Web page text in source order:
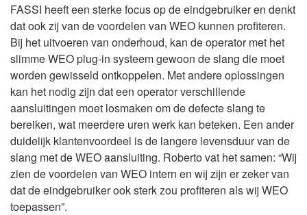
FASSI heeft een sterke focus op de eindgebruiker en denkt
dat ook zij van de voordelen van WEO kunnen profiteren.
Bij het uitvoeren van onderhoud, kan de operator met het
slimme WEO plug-in systeem gewoon de slang die moet
worden gewisseld ontkoppelen. Met andere oplossingen
kan het nodig zijn dat een operator verschillende
aansluitingen moet losmaken om de defecte slang te
bereiken, wat meerdere uren werk kan beteken. Een ander
duidelijk klantenvoordeel is de langere levensduur van de
slang met de WEO aansluiting. Roberto vat het samen: “Wij
zien de voordelen van WEO intern en wij zijn er zeker van
dat de eindgebruiker ook sterk zou profiteren als wij WEO
toepassen”.